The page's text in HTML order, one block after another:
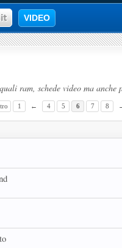
VIDEO
ram, schede video ma anche
1 ← 4 5 6 7 8